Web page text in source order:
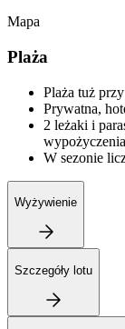
Mapa
Plaża
Plaża tuż
Prywatna,
2 leżaki i
W sezonie
Wyżywienie
Szczegóły lotu